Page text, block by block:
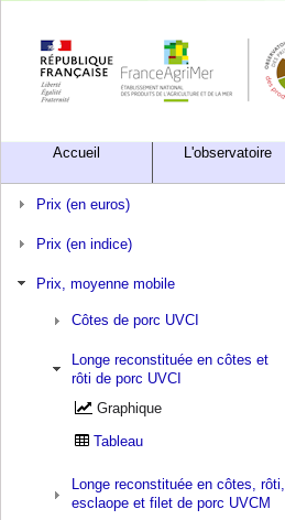
Accueil L'observatoire
Prix (en euros)
Prix (en indice)
Prix, moyenne mobile
Côtes de porc UVCI
Longe reconstituée en côtes et
rôti de porc UVCI
Graphique
Tableau
Longe reconstituée en côtes, rôti,
esclaope et filet de porc UVCM